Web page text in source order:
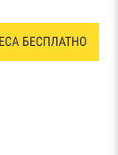
БЕСПЛАТНО